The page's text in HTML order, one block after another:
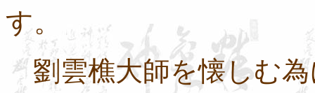
す。
劉雲樵大師を懐しむ為